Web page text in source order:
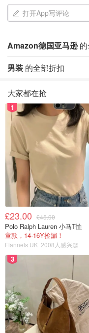
打开App写评论
Amazon德国亚马逊的
男装 的全部折扣
大家都在抢
1
£23.00 £45.00
Polo Ralph Lauren 小马T恤
童款，14-16Y捡漏！
Flannels UK 2008人感兴趣
3